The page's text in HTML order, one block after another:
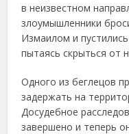
в неизвестном
злоумышленники
Измаилом и
пытаясь скрыться от
Одного из беглецов
задержать на
Досудебное
завершено и теперь